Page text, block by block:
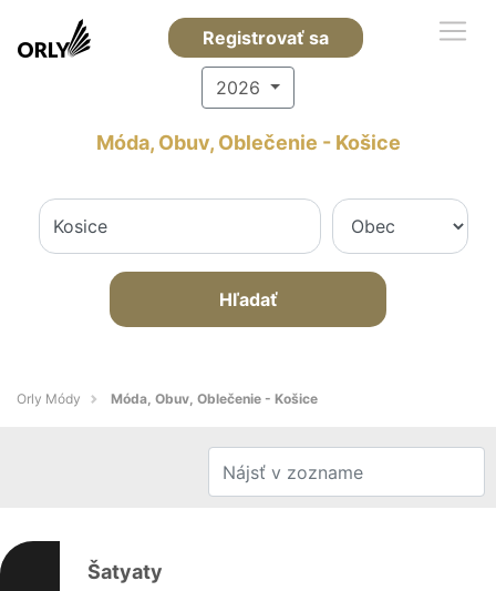
Registrovať sa
2026
Móda, Obuv, Oblečenie - Košice
Hľadať
Orly Módy Móda, Obuv, Oblečenie - Košice
Šatyaty